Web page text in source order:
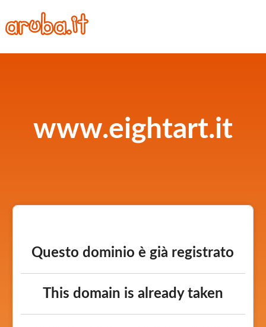
www.eightart.it
Questo dominio è già registrato
This domain is already taken